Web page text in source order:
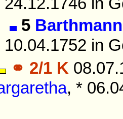
5 Barthmann
10.04.1752 in
⚭ 2/1 K
, *